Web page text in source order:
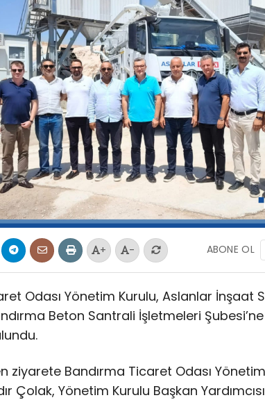
+ - ABONE OL
Odası Yönetim Kurulu, Aslanlar İnşaat
Beton Santrali İşletmeleri Şubesi’ne
ziyarete Bandırma Ticaret Odası
Çolak, Yönetim Kurulu Başkan